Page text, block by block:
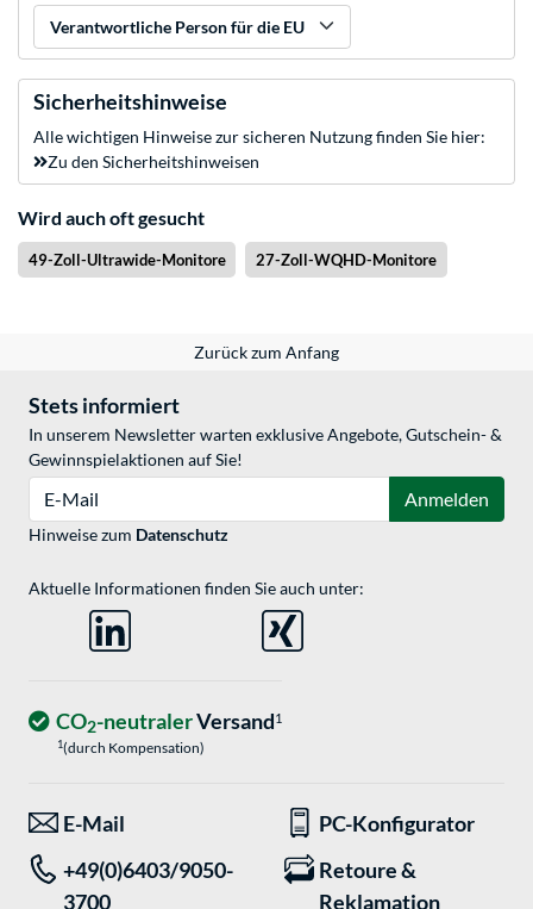
Verantwortliche Person für die EU
Sicherheitshinweise
Alle wichtigen Hinweise zur sicheren Nutzung finden Sie hier:
Zu den Sicherheitshinweisen
Wird auch oft gesucht
49-Zoll-Ultrawide-Monitore 27-Zoll-WQHD-Monitore
Zurück zum Anfang
Stets informiert
In unserem Newsletter warten exklusive Angebote, Gutschein- &
Gewinnspielaktionen auf Sie!
Anmelden
Hinweise zum Datenschutz
Aktuelle Informationen finden Sie auch unter:
CO2-neutralerVersand1
1(durch Kompensation)
E-Mail
PC-Konfigurator
+49(0)6403/9050-
3700
Retoure &
Reklamation